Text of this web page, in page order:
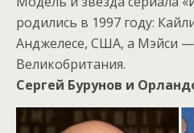
родились в 1997 году:
Анджелесе, США, а Мэйси —
Великобритания.
Сергей Бурунов и